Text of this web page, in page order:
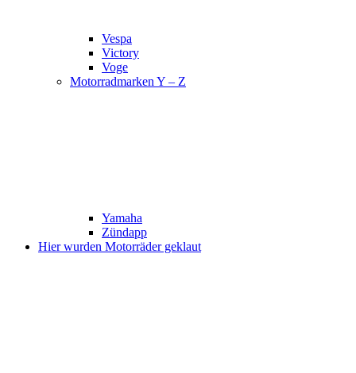
Vespa
Victory
Voge
Motorradmarken Y – Z
Yamaha
Zündapp
Hier wurden Motorräder geklaut